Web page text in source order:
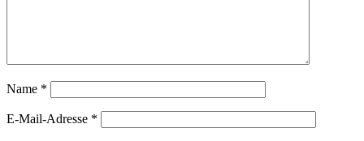
Name *
E-Mail-Adresse *